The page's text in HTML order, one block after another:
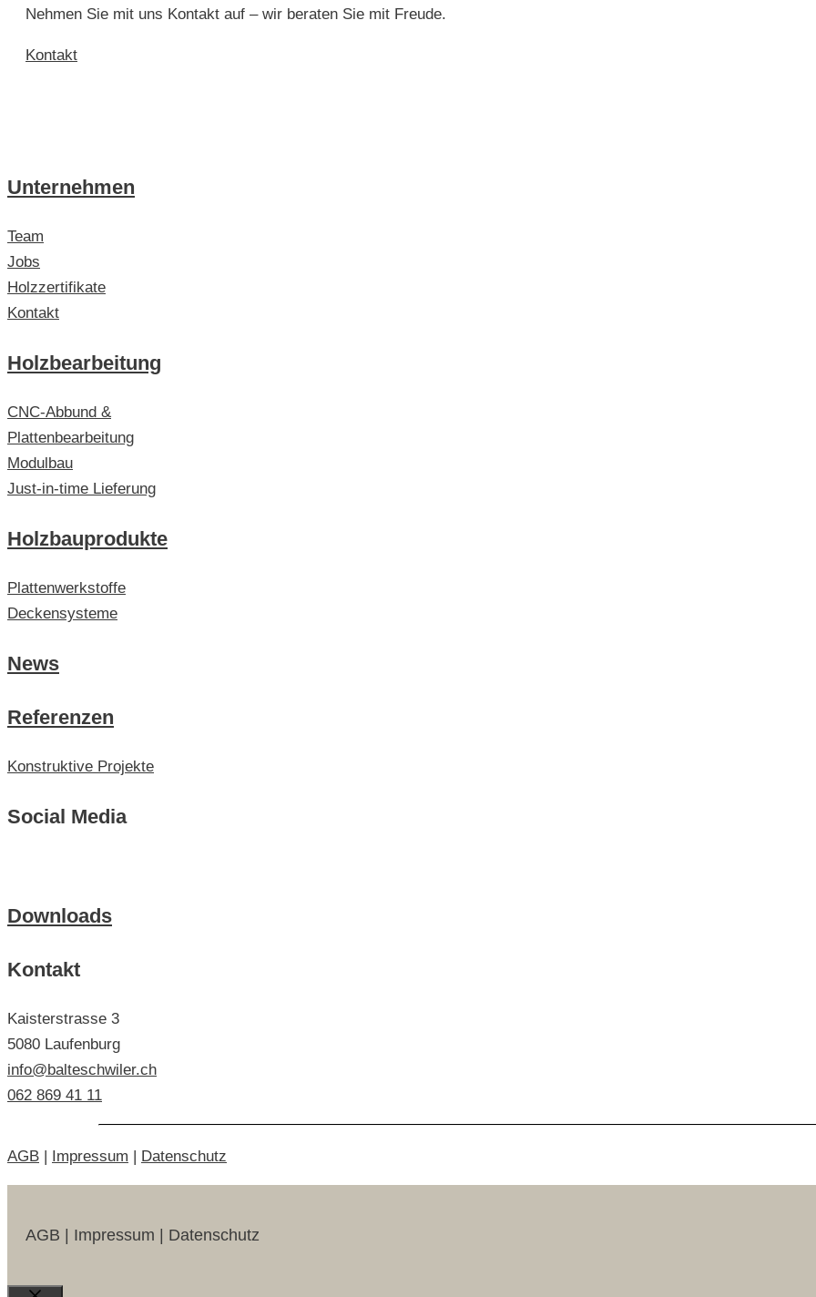
Nehmen Sie mit uns Kontakt auf – wir beraten Sie mit Freude.
Kontakt
Unternehmen
Team
Jobs
Holzzertifikate
Kontakt
Holzbearbeitung
CNC-Abbund &
Plattenbearbeitung
Modulbau
Just-in-time Lieferung
Holzbauprodukte
Plattenwerkstoffe
Deckensysteme
News
Referenzen
Konstruktive Projekte
Social Media
Downloads
Kontakt
Kaisterstrasse 3
5080 Laufenburg
info@balteschwiler.ch
062 869 41 11
AGB Impressum Datenschutz
AGB | Impressum | Datenschutz